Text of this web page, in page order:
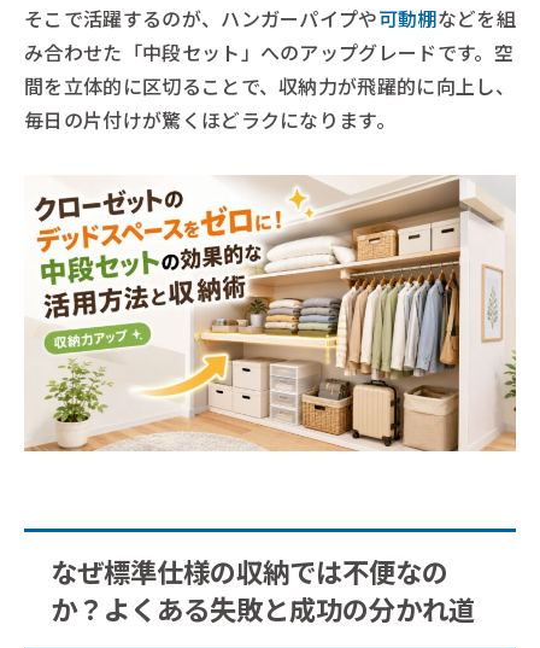
そこで活躍するのが、ハンガーパイプや可動棚などを組
み合わせた「中段セット」へのアップグレードです。空
間を立体的に区切ることで、収納力が飛躍的に向上し、
毎日の片付けが驚くほどラクになります。
なぜ標準仕様の収納では不便なの
か？よくある失敗と成功の分かれ道